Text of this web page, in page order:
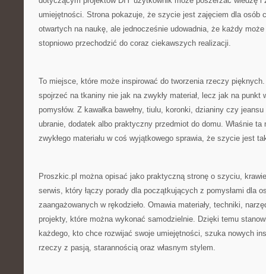
umiejętności. Strona pokazuje, że szycie jest zajęciem dla osób
otwartych na naukę, ale jednocześnie udowadnia, że każdy
stopniowo przechodzić do coraz ciekawszych realizacji.
To miejsce, które może inspirować do tworzenia rzeczy
spojrzeć na tkaniny nie jak na zwykły materiał, lecz jak na punkt
pomysłów. Z kawałka bawełny, tiulu, koronki, dzianiny czy
ubranie, dodatek albo praktyczny przedmiot do domu. Właśnie
zwykłego materiału w coś wyjątkowego sprawia, że szycie jest
Proszkic.pl można opisać jako praktyczną stronę o szyciu,
serwis, który łączy porady dla początkujących z pomysłami dla
zaangażowanych w rękodzieło. Omawia materiały, techniki,
projekty, które można wykonać samodzielnie. Dzięki temu
każdego, kto chce rozwijać swoje umiejętności, szuka nowych
rzeczy z pasją, starannością oraz własnym stylem.